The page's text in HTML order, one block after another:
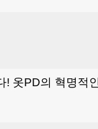
! 옷PD의 혁명적